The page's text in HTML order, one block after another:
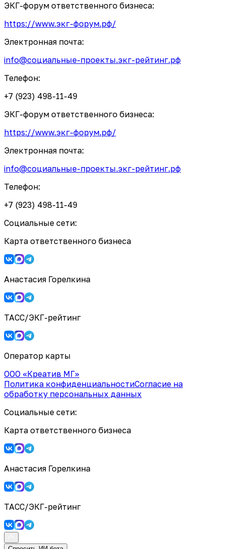
ЭКГ-форум ответственного бизнеса:
https://www.экг-форум.рф/
Электронная почта:
info@социальные-проекты.экг-рейтинг.рф
Телефон:
+7 (923) 498-11-49
ЭКГ-форум ответственного бизнеса:
https://www.экг-форум.рф/
Электронная почта:
info@социальные-проекты.экг-рейтинг.рф
Телефон:
+7 (923) 498-11-49
Социальные сети:
Карта ответственного бизнеса
Анастасия Горелкина
ТАСС/ЭКГ-рейтинг
Оператор карты
ООО «Креатив МГ»
Политика конфиденциальностиСогласие на
обработку персональных данных
Социальные сети:
Карта ответственного бизнеса
Анастасия Горелкина
ТАСС/ЭКГ-рейтинг